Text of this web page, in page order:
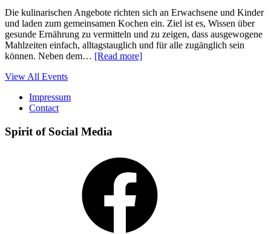
Die kulinarischen Angebote richten sich an Erwachsene und Kinder
und laden zum gemeinsamen Kochen ein. Ziel ist es, Wissen über
gesunde Ernährung zu vermitteln und zu zeigen, dass ausgewogene
Mahlzeiten einfach, alltagstauglich und für alle zugänglich sein
können. Neben dem… [Read more]
View All Events
Impressum
Contact
Spirit of Social Media